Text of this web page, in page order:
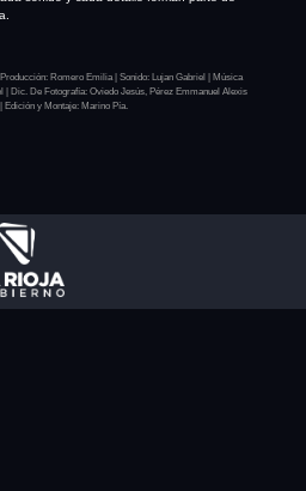
Producción: Romero Emilia |Sonido: Lujan Gabriel | Música
| Dic. De Fotografía:Oviedo Jesús, Pérez Emmanuel Alexis
Edición y Montaje: Marino Pía.